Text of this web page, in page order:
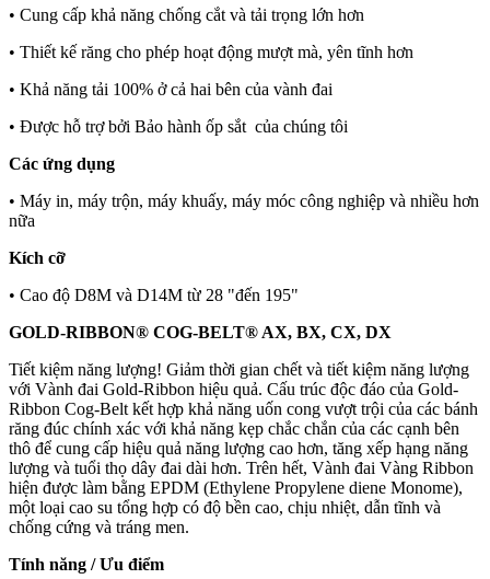
• Cung cấp khả năng chống cắt và tải trọng lớn hơn
• Thiết kế răng cho phép hoạt động mượt mà, yên tĩnh hơn
• Khả năng tải 100% ở cả hai bên của vành đai
• Được hỗ trợ bởi Bảo hành ốp sắt của chúng tôi
Các ứng dụng
• Máy in, máy trộn, máy khuấy, máy móc công nghiệp và nhiều hơn
nữa
Kích cỡ
• Cao độ D8M và D14M từ 28 "đến 195"
GOLD-RIBBON® COG-BELT® AX, BX, CX, DX
Tiết kiệm năng lượng! Giảm thời gian chết và tiết kiệm năng lượng
với Vành đai Gold-Ribbon hiệu quả. Cấu trúc độc đáo của Gold-
Ribbon Cog-Belt kết hợp khả năng uốn cong vượt trội của các bánh
răng đúc chính xác với khả năng kẹp chắc chắn của các cạnh bên
thô để cung cấp hiệu quả năng lượng cao hơn, tăng xếp hạng năng
lượng và tuổi thọ dây đai dài hơn. Trên hết, Vành đai Vàng Ribbon
hiện được làm bằng EPDM (Ethylene Propylene diene Monome),
một loại cao su tổng hợp có độ bền cao, chịu nhiệt, dẫn tĩnh và
chống cứng và tráng men.
Tính năng / Ưu điểm